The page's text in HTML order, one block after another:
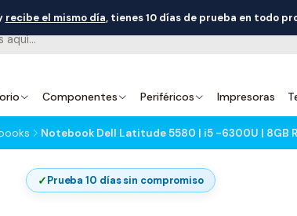
Componentes Periféricos Impresoras
recibe el mismo día, tienes 10 días de prueba en todo
Notebook Dell Latitude 5580 | i5 -6300U | 8GB
✓Prueba 10 días sin compromiso